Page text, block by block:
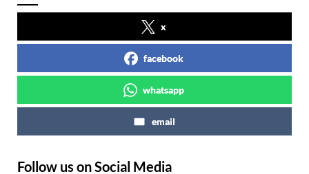
x
facebook
whatsapp
email
Follow us on Social Media